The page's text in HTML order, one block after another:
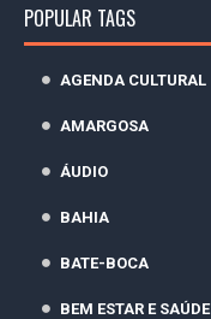
POPULAR TAGS
AGENDA CULTURAL
AMARGOSA
ÁUDIO
BAHIA
BATE-BOCA
BEM ESTAR E SAÚDE